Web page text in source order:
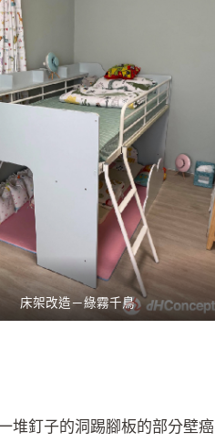
床架改造－綠霧千鳥
堆釘子的洞踢腳板的部分壁癌